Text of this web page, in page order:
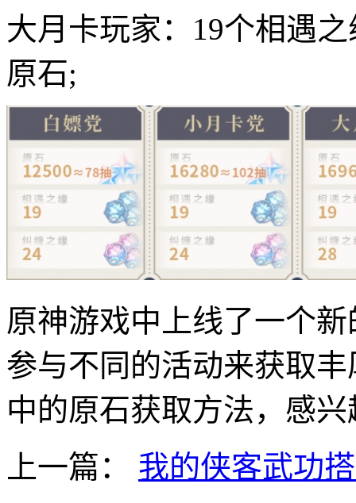
大月卡玩家：19个相遇
原石;
原神游戏中上线了一个
参与不同的活动来获取
中的原石获取方法，感
上一篇：
我的侠客武功